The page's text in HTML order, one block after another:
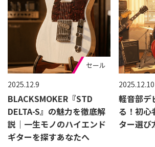
2025.12.9
BLACKSMOKER『STD
DELTA-S』の魅力を徹底解
説｜一生モノのハイエンド
ギターを探すあなたへ
セール
2025.12.10
軽音部デ
る！初心
ター選び